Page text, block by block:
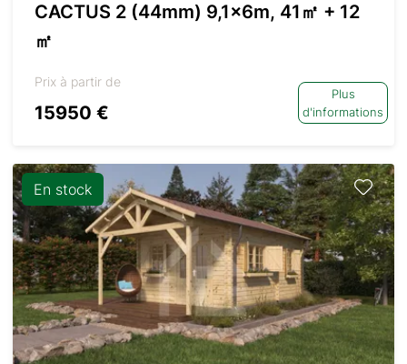
CACTUS 2 (44mm) 9,1x6m, 41㎡ + 12
㎡
Prix à partir de
15950 €
Plus
d'informations
En stock